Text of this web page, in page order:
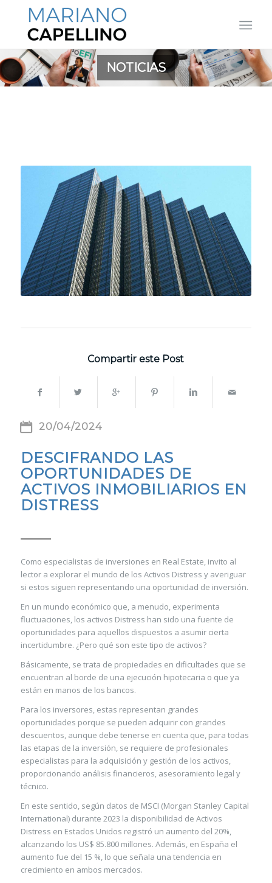
NOTICIAS
Compartir este Post
20/04/2024
DESCIFRANDO LAS
OPORTUNIDADES DE
ACTIVOS INMOBILIARIOS EN
DISTRESS
Como especialistas de inversiones en Real Estate, invito al
lector a explorar el mundo de los Activos Distress y averiguar
si estos siguen representando una oportunidad de inversión.
En un mundo económico que, a menudo, experimenta
fluctuaciones, los activos Distress han sido una fuente de
oportunidades para aquellos dispuestos a asumir cierta
incertidumbre. ¿Pero qué son este tipo de activos?
Básicamente, se trata de propiedades en dificultades que se
encuentran al borde de una ejecución hipotecaria o que ya
están en manos de los bancos.
Para los inversores, estas representan grandes
oportunidades porque se pueden adquirir con grandes
descuentos, aunque debe tenerse en cuenta que, para todas
las etapas de la inversión, se requiere de profesionales
especialistas para la adquisición y gestión de los activos,
proporcionando análisis financieros, asesoramiento legal y
técnico.
En este sentido, según datos de MSCI (Morgan Stanley Capital
International) durante 2023 la disponibilidad de Activos
Distress en Estados Unidos registró un aumento del 20%,
alcanzando los US$ 85.800 millones. Además, en España el
aumento fue del 15 %, lo que señala una tendencia en
crecimiento en ambos mercados.